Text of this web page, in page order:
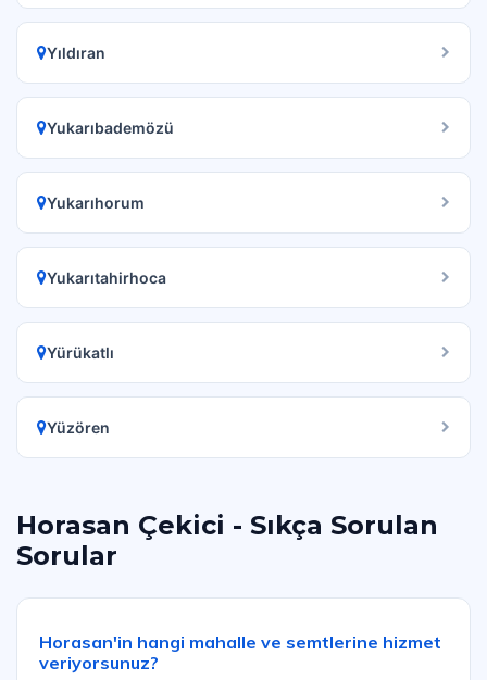
Yıldıran
Yukarıbademözü
Yukarıhorum
Yukarıtahirhoca
Yürükatlı
Yüzören
Horasan Çekici - Sıkça Sorulan
Sorular
Horasan'in hangi mahalle ve semtlerine hizmet
veriyorsunuz?